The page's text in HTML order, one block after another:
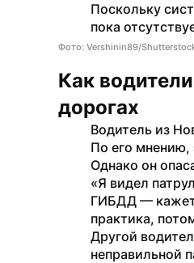
Поскольку
пока
Фото: Vershinin89/
Как
дорогах
Водитель из
По его мнению,
Однако он
«Я видел
ГИБДД —
практика,
Другой
неправильной